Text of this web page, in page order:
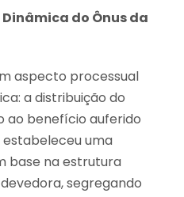
do Ônus da
aspecto processual
a distribuição do
ao benefício auferido
estabeleceu uma
base na estrutura
segregando